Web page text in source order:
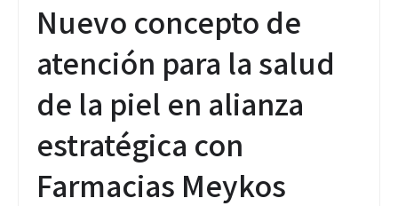
Nuevo concepto de
atención para la salud
de la piel en alianza
estratégica con
Farmacias Meykos